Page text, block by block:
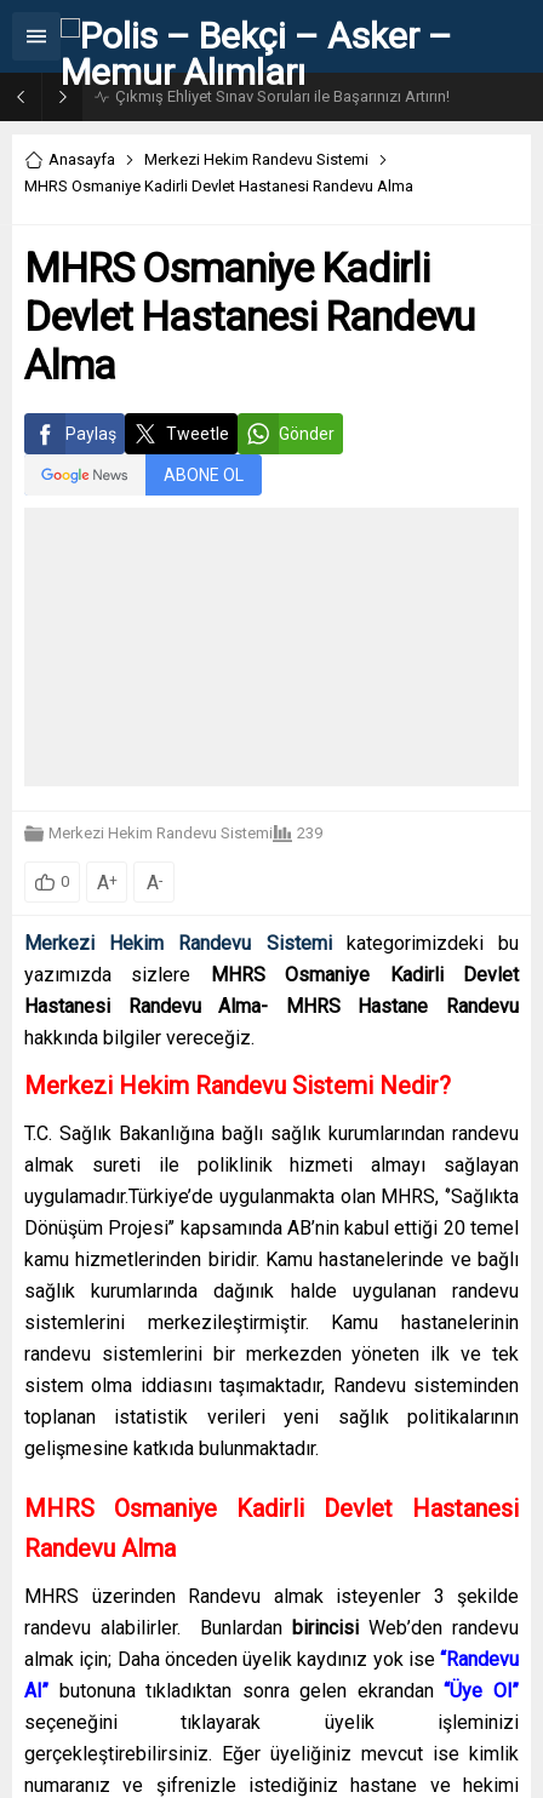
Anasayfa
Merkezi Hekim Randevu Sistemi
MHRS Osmaniye Kadirli Devlet Hastanesi Randevu Alma
MHRS Osmaniye Kadirli
Devlet Hastanesi Randevu
Alma
Paylaş Tweetle Gönder
ABONE OL
Merkezi Hekim Randevu Sistemi 239
0 A+ A-
Merkezi Hekim Randevu Sistemikategorimizdeki bu
yazımızda sizlere MHRS Osmaniye Kadirli Devlet
Hastanesi Randevu Alma- MHRS Hastane Randevu
hakkında bilgiler vereceğiz.
Merkezi Hekim Randevu Sistemi Nedir?
T.C. Sağlık Bakanlığına bağlı sağlık kurumlarından randevu
almak sureti ile poliklinik hizmeti almayı sağlayan
uygulamadır.Türkiye’de uygulanmakta olan MHRS, ‘’Sağlıkta
Dönüşüm Projesi’’ kapsamında AB’nin kabul ettiği 20 temel
kamu hizmetlerinden biridir. Kamu hastanelerinde ve bağlı
sağlık kurumlarında dağınık halde uygulanan randevu
sistemlerini merkezileştirmiştir. Kamu hastanelerinin
randevu sistemlerini bir merkezden yöneten ilk ve tek
sistem olma iddiasını taşımaktadır, Randevu sisteminden
toplanan istatistik verileri yeni sağlık politikalarının
gelişmesine katkıda bulunmaktadır.
MHRS Osmaniye Kadirli Devlet Hastanesi
Randevu Alma
MHRS üzerinden Randevu almak isteyenler 3 şekilde
randevu alabilirler. Bunlardan birincisi Web’den randevu
almak için; Daha önceden üyelik kaydınız yok ise “Randevu
Al” butonuna tıkladıktan sonra gelen ekrandan“Üye Ol”
seçeneğini tıklayarak üyelik işleminizi
gerçekleştirebilirsiniz. Eğer üyeliğiniz mevcut ise kimlik
numaranız ve şifrenizle istediğiniz hastane ve hekimi